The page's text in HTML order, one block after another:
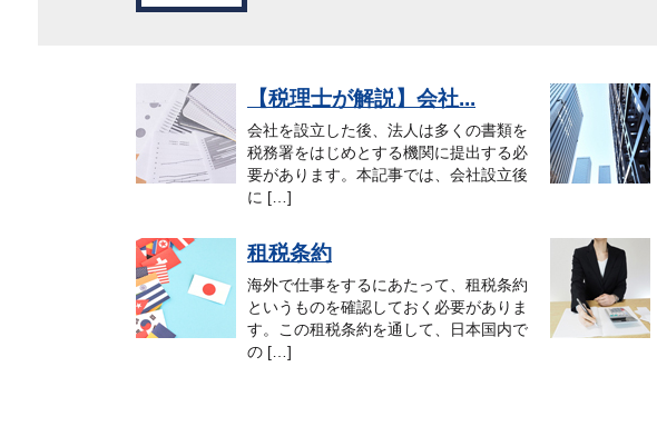
【税理士が解説】会社...
会社を設立した後、法人は多くの書類を
税務署をはじめとする機関に提出する必
要があります。本記事では、会社設立後
に […]
租税条約
海外で仕事をするにあたって、租税条約
というものを確認しておく必要がありま
す。この租税条約を通して、日本国内で
の […]